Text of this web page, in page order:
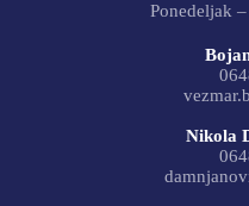
Ponedeljak
Nikola